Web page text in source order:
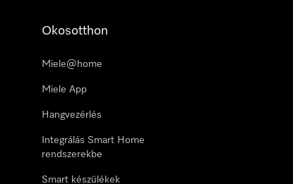
Okosotthon
Miele@home
Miele App
Hangvezérlés
Integrálás Smart Home
rendszerekbe
Smart készülékek